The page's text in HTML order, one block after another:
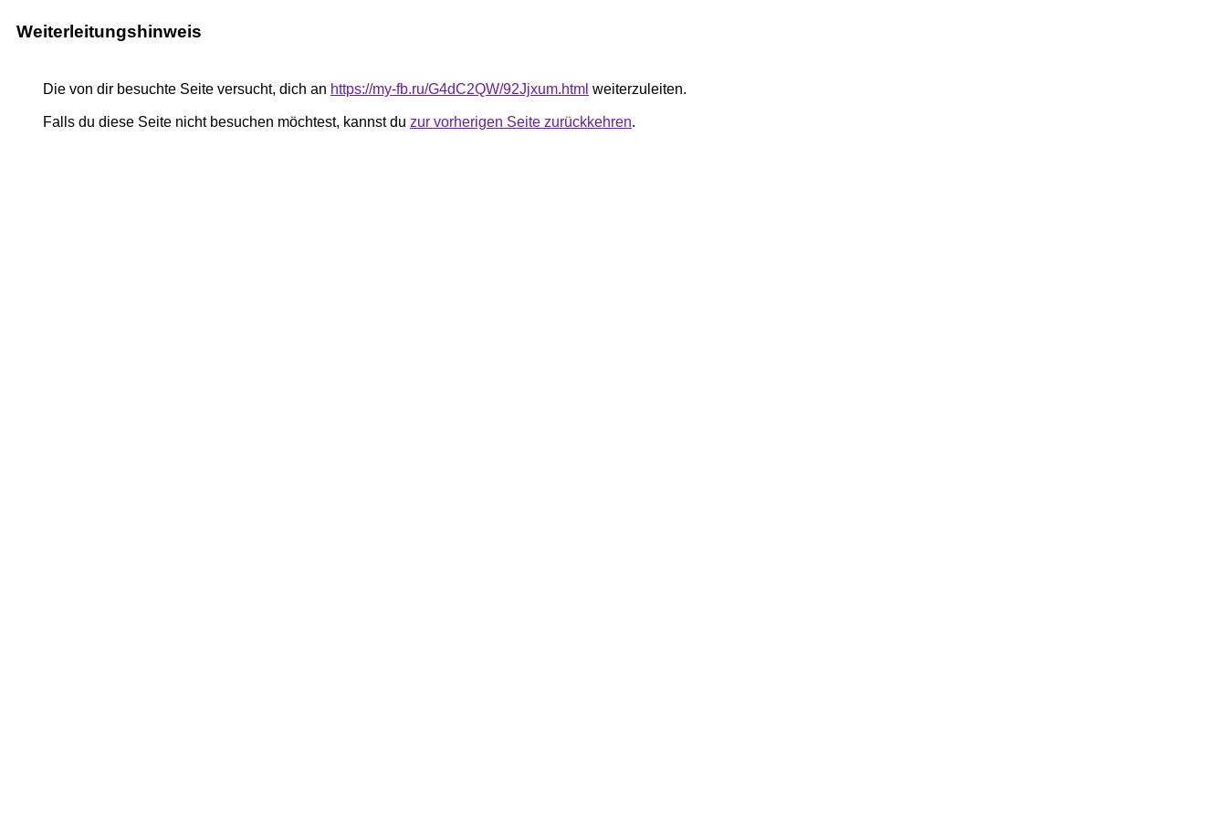
Weiterleitungshinweis
Die von dir besuchte Seite versucht, dich an https://my-fb.ru/G4dC2QW/92Jjxum.html weiterzuleiten.
Falls du diese Seite nicht besuchen möchtest, kannst du zur vorherigen Seite zurückkehren.